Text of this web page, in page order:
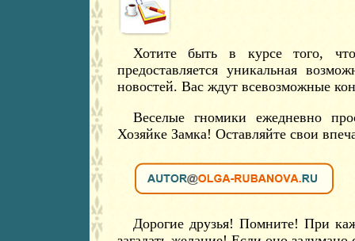
Хотите быть в курсе того,
предоставляется уникальная
новостей. Вас ждут всевозможные
Веселые гномики ежедневно
Хозяйке Замка! Оставляйте свои
Дорогие друзья! Помните! При